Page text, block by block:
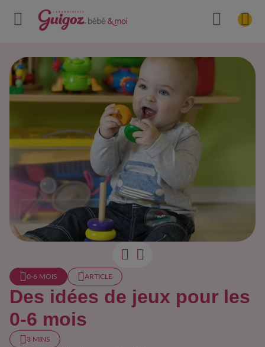
0-6 MOIS​ ARTICLE
Des idées de jeux pour les
0-6 mois
3 MINS